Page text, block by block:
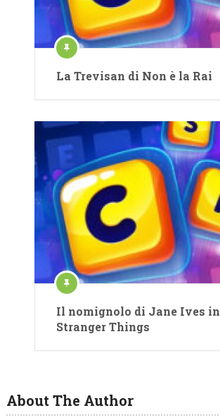
La Trevisan di Non è la Rai
Il nomignolo di Jane Ives in
Stranger Things
About The Author